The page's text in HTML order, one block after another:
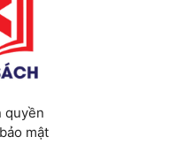
quyền
mật